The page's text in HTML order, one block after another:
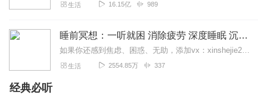
生活 16.15亿 989
睡前冥想：一听就困 消除疲劳 深度睡眠 沉浸体验
如果你还感到焦虑、困惑、无助，添加vx：xinshejie2018、vx公众号：宣萱心伴，与主播宣萱开启心灵交流之旅，共建温暖的精神家园！如果你喜欢我的内容，请...
生活 2554.85万 337
经典必听